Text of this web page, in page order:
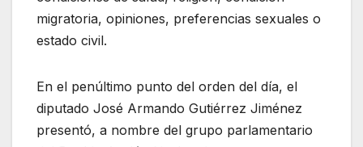
migratoria, opiniones, preferencias sexuales o
estado civil.
En el penúltimo punto del orden del día, el
diputado José Armando Gutiérrez Jiménez
presentó, a nombre del grupo parlamentario